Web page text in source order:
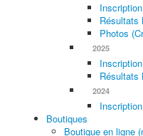
Résultats
Photos
2025
Résultats
2024
Boutiques
Boutique en ligne